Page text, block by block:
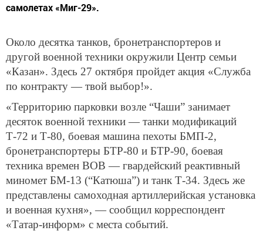
самолетах «Миг-29».
Около десятка танков, бронетранспортеров и
другой военной техники окружили Центр семьи
«Казан». Здесь 27 октября пройдет акция «Служба
по контракту — твой выбор!».
«Территорию парковки возле “Чаши” занимает
десяток военной техники — танки модификаций
Т-72 и Т-80, боевая машина пехоты БМП-2,
бронетранспортеры БТР-80 и БТР-90, боевая
техника времен ВОВ — гвардейский реактивный
миномет БМ-13 (“Катюша”) и танк Т-34. Здесь же
представлены самоходная артиллерийская установка
и военная кухня», — сообщил корреспондент
«Татар-информ» с места событий.